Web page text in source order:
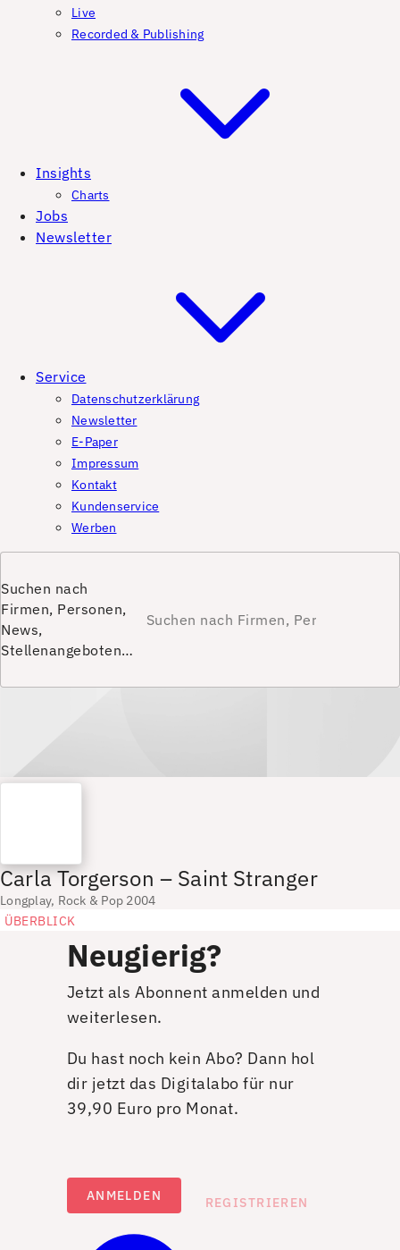
Live
Recorded & Publishing
Insights
Charts
Jobs
Newsletter
Service
Datenschutzerklärung
Newsletter
E-Paper
Impressum
Kontakt
Kundenservice
Werben
Suchen nach
Firmen, Personen,
News,
Stellenangeboten…
Carla Torgerson – Saint Stranger
Longplay, Rock & Pop 2004
ÜBERBLICK
Neugierig?
Jetzt als Abonnent anmelden und
weiterlesen.
Du hast noch kein Abo? Dann hol
dir jetzt das Digitalabo für nur
39,90 Euro pro Monat.
ANMELDEN REGISTRIEREN